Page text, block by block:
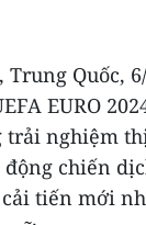
, Trung Quốc,
EURO
nghiệm
chiến
tiến mới